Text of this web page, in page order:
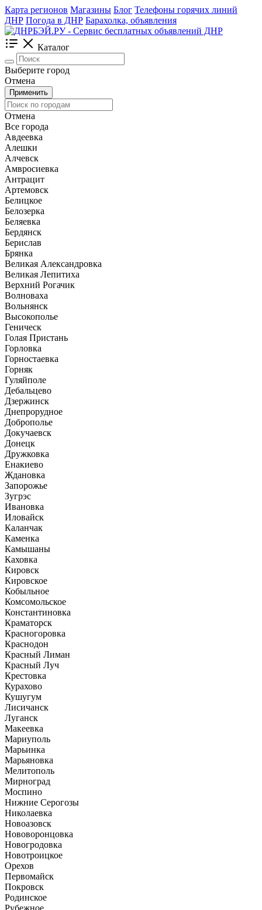
Карта регионов Магазины Блог Телефоны горячих линий
ДНР Погода в ДНР Барахолка, объявления
Каталог
Выберите город
Отмена
Применить
Отмена
Все города
Авдеевка
Алешки
Алчевск
Амвросиевка
Антрацит
Артемовск
Белицкое
Белозерка
Беляевка
Бердянск
Берислав
Брянка
Великая Александровка
Великая Лепитиха
Верхний Рогачик
Волноваха
Вольнянск
Высокополье
Геническ
Голая Пристань
Горловка
Горностаевка
Горняк
Гуляйполе
Дебальцево
Дзержинск
Днепрорудное
Доброполье
Докучаевск
Донецк
Дружковка
Енакиево
Ждановка
Запорожье
Зугрэс
Ивановка
Иловайск
Каланчак
Каменка
Камышаны
Каховка
Кировск
Кировское
Кобыльное
Комсомольское
Константиновка
Краматорск
Красногоровка
Краснодон
Красный Лиман
Красный Луч
Крестовка
Курахово
Кушугум
Лисичанск
Луганск
Макеевка
Мариуполь
Марьинка
Марьяновка
Мелитополь
Мирноград
Моспино
Нижние Серогозы
Николаевка
Новоазовск
Нововоронцовка
Новогродовка
Новотроицкое
Орехов
Первомайск
Покровск
Родинское
Рубежное